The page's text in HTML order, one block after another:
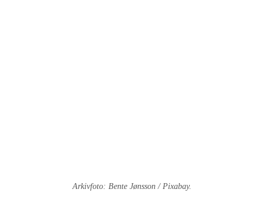
Arkivfoto: Bente Jønsson / Pixabay.